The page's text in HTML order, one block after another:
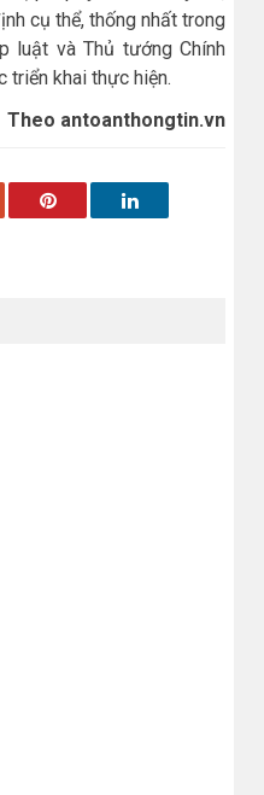
cụ thể, thống nhất trong
luật và Thủ tướng Chính
khai thực hiện.
Theo antoanthongtin.vn
Pinterest LinkedIn